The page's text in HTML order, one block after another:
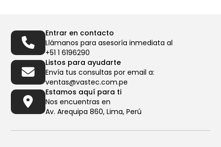
Entrar en contacto
Llámanos para asesoría inmediata al
+51 1 6196290
Listos para ayudarte
Envía tus consultas por email a:
ventas@vastec.com.pe
Estamos aquí para ti
Nos encuentras en
Av. Arequipa 860, Lima, Perú